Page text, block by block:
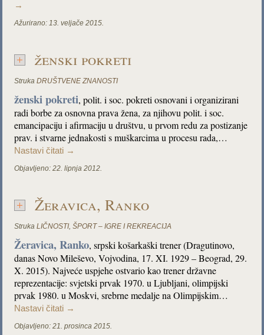
→
Ažurirano: 13. veljače 2015.
ženski pokreti
Struka DRUŠTVENE ZNANOSTI
ženski pokreti, polit. i soc. pokreti osnovani i organizirani
radi borbe za osnovna prava žena, za njihovu polit. i soc.
emancipaciju i afirmaciju u društvu, u prvom redu za postizanje
prav. i stvarne jednakosti s muškarcima u procesu rada,…
Nastavi čitati →
Objavljeno: 22. lipnja 2012.
Žeravica, Ranko
Struka LIČNOSTI,ŠPORT – IGRE I REKREACIJA
Žeravica, Ranko, srpski košarkaški trener (Dragutinovo,
danas Novo Mileševo, Vojvodina, 17. XI. 1929 – Beograd, 29.
X. 2015). Najveće uspjehe ostvario kao trener državne
reprezentacije: svjetski prvak 1970. u Ljubljani, olimpijski
prvak 1980. u Moskvi, srebrne medalje na Olimpijskim…
Nastavi čitati →
Objavljeno: 21. prosinca 2015.